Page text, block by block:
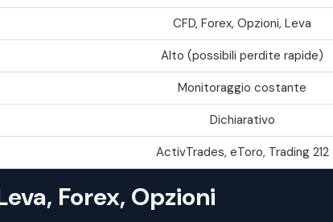
CFD, Forex, Opzioni, Leva
Alto (possibili perdite rapide)
Monitoraggio costante
Dichiarativo
ActivTrades, eToro, Trading 212
Forex, Opzioni